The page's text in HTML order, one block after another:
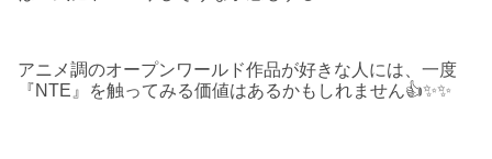
アニメ調のオープンワールド作品が好きな人には、一度
『NTE』を触ってみる価値はあるかもしれません👍✨✨